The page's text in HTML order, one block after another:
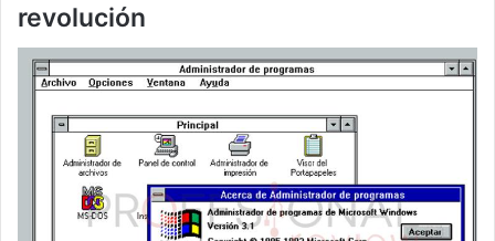
revolución